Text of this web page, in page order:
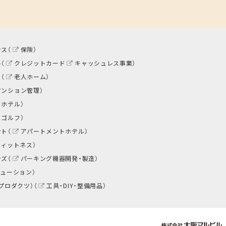
（ 保険）
クレジットカード キャッシュレス事業）
老人ホーム）
ション管理）
テル）
ゴルフ）
（
アパートメントホテル）
ットネス）
（
パーキング機器開発・製造）
ーション）
ダクツ）（
工具・DIY・整備用品）